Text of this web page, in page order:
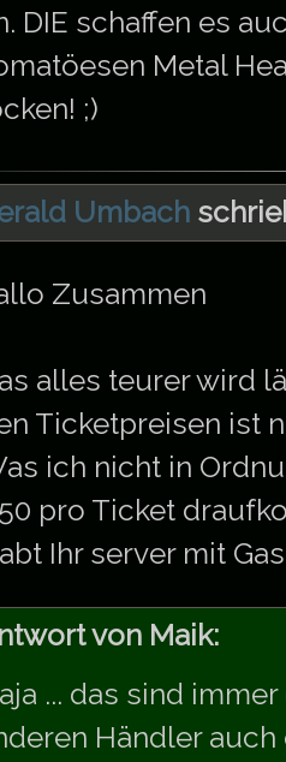
DIE schaffen es
Metal
;)
Umbach
Zusammen
alles teurer wird
Ticketpreisen ist
ich nicht in
pro Ticket
Ihr server mit
von Maik:
... das sind
Händler